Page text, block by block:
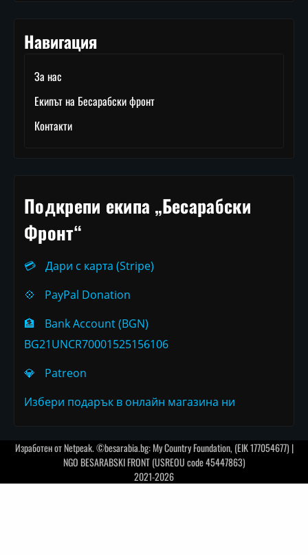
Навигация
За нас
Екипът на Бесарабски фронт
Контакти
Подкрепи екипа „Бесарабски
Фронт“
💳
Дари с карта (Stripe)
💠
PayPal Donation
🏦
Bank Account (BGN)
BG21UNCR70001525156106
💎
Patreon
Избери подарък в онлайн магазина ни
Изработен отNetpeak. ©besarabia.bg: My Country Foundation, (EIK 177054677) |
NGO BESARABSKI FRONT (USREOU code 45447863)
2021-2026